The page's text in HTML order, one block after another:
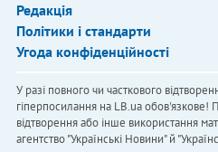
Редакція
Політики і стандарти
Угода конфіденційності
У разі повного чи часткового
гіперпосилання на LB.ua обов'язкове!
відтворення або інше використання
агентство "Українськi Новини" й